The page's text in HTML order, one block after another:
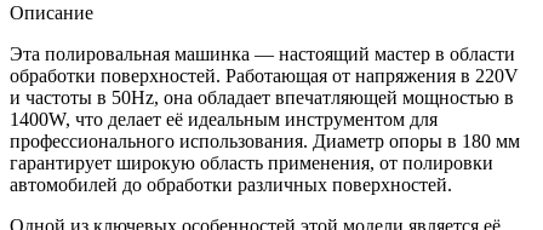
Описание
Эта полировальная машинка — настоящий мастер в области
обработки поверхностей. Работающая от напряжения в 220V
и частоты в 50Hz, она обладает впечатляющей мощностью в
1400W, что делает её идеальным инструментом для
профессионального использования. Диаметр опоры в 180 мм
гарантирует широкую область применения, от полировки
автомобилей до обработки различных поверхностей.
Одной из ключевых особенностей этой модели является её